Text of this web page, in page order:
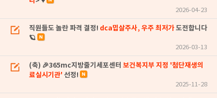
2026-04-23
직원들도 놀란 파격 결정! dca밉살주사, 우주 최저가도전합니다
🪐
2026-03-13
(축) 🎉365mc지방줄기세포센터 보건복지부 지정 '첨단재생의
료실시기관' 선정!
2025-11-28